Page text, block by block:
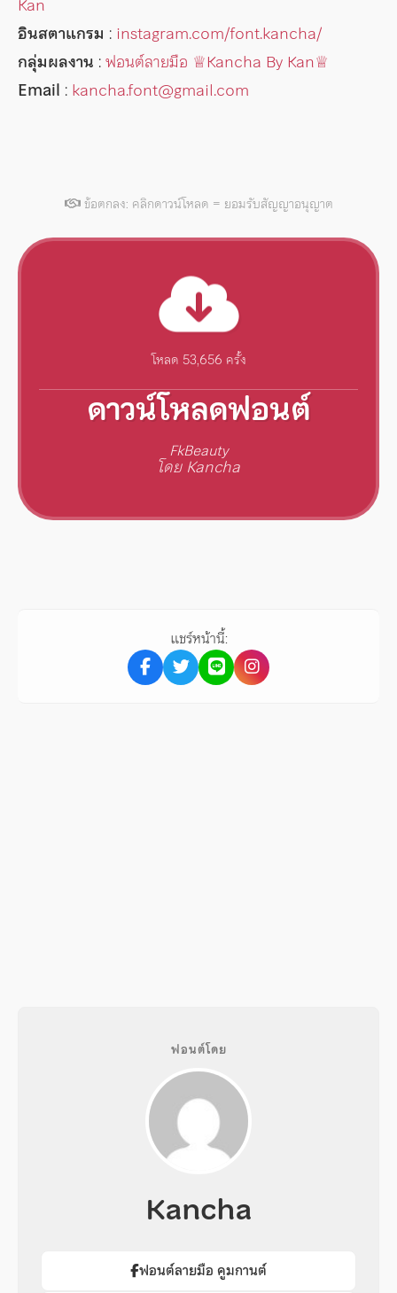
อินสตาแกรม : instagram.com/font.kancha/
กลุ่มผลงาน :ฟอนต์ลายมือ ♕︎Kancha By Kan♕︎
Email : kancha.font@gmail.com
ข้อตกลง: คลิกดาวน์โหลด = ยอมรับสัญญาอนุญาต
โหลด 53,656 ครั้ง
ดาวน์โหลดฟอนต์
FkBeauty
โดย Kancha
แชร์หน้านี้:
ฟอนต์โดย
Kancha
ฟอนต์ลายมือ คูมกานต์